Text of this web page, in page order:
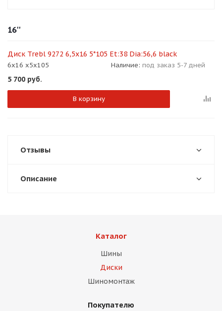
16''
Диск Trebl 9272 6,5x16 5*105 Et:38 Dia:56,6 black
6x16 x5x105 Наличие: под заказ 5-7 дней
5 700 руб.
В корзину
Отзывы
Описание
Каталог
Шины
Диски
Шиномонтаж
Покупателю
недели
раз в 2 недели
Остались вопросы?
plait.ru